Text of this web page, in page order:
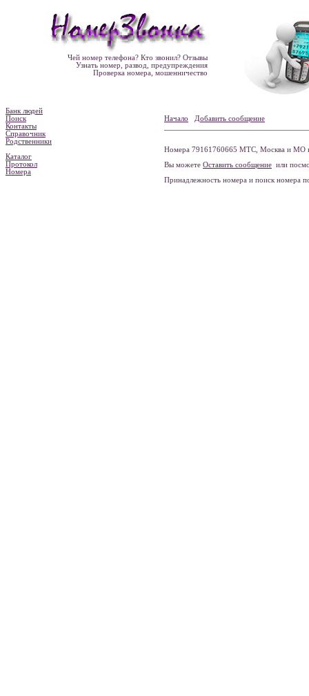
Чей номер телефона? Кто звонил? Отзывы
Узнать номер, развод, предупреждения
Проверка номера, мошенничество
Банк людей
Поиск
Контакты
Справочник
Родственники
Каталог
Протокол
Номера
Начало Добавить сообщение
Номера 79161760665 МТС, Москва и МО
Вы можете Оставить сообщение или
Принадлежность номера и поиск номера